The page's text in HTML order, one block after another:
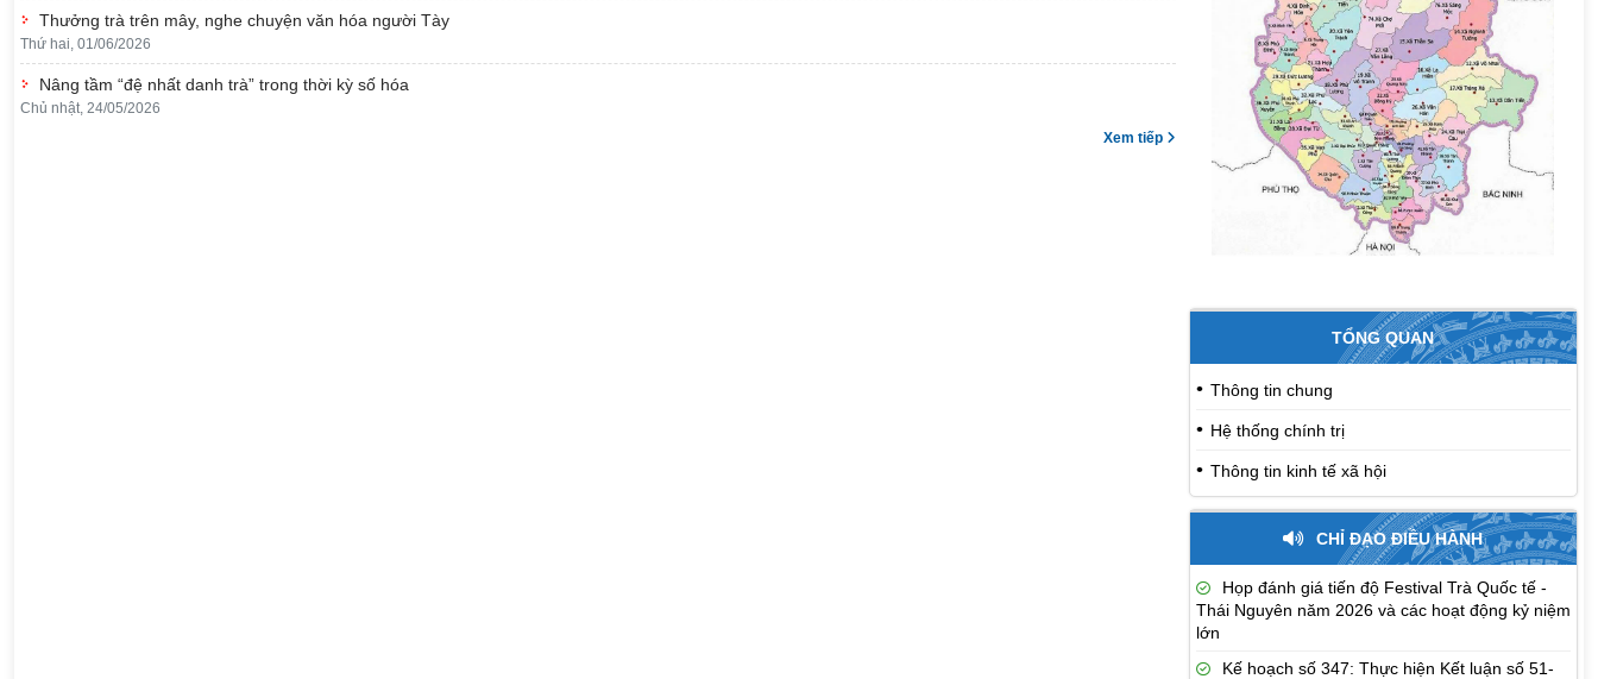
Thưởng trà trên mây, nghe chuyện văn hóa người Tày
Thứ hai, 01/06/2026
Nâng tầm “đệ nhất danh trà” trong thời kỳ số hóa
Chủ nhật, 24/05/2026
Xem tiếp
TỔNG QUAN
Thông tin chung
Hệ thống chính trị
Thông tin kinh tế xã hội
CHỈ ĐẠO ĐIỀU HÀNH
Họp đánh giá tiến độ Festival Trà Quốc tế -
Thái Nguyên năm 2026 và các hoạt động kỷ niệm
lớn
Kế hoạch số 347: Thực hiện Kết luận số 51-